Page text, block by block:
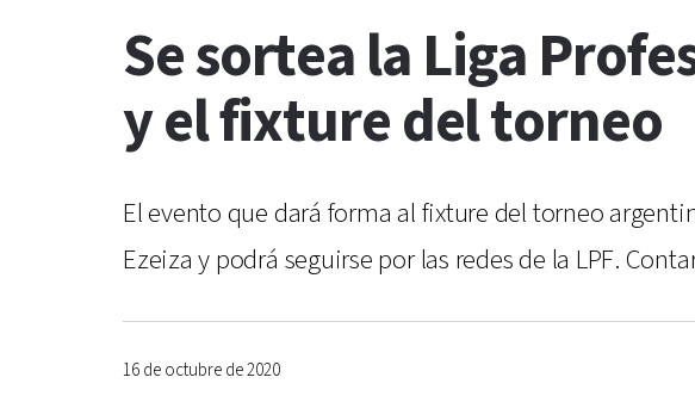
Se sortea la Liga
y el fixture del torneo
El evento que dará forma al fixture del torneo
Ezeiza y podrá seguirse por las redes de la LPF.
16 de octubre de 2020